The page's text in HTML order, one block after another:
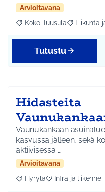
Arvioitavana
Rajaa tulokset aihepiirin
Koko Tuusula RajaaLiikunta
Tutustu
Hidasteita
Vaunukankaan
kasvussa jälleen, sekä
aktiivisessa …
Arvioitavana
Rajaa tulokset aihepiirin
Hyrylä Rajaa tulokset
Infra ja liikenne